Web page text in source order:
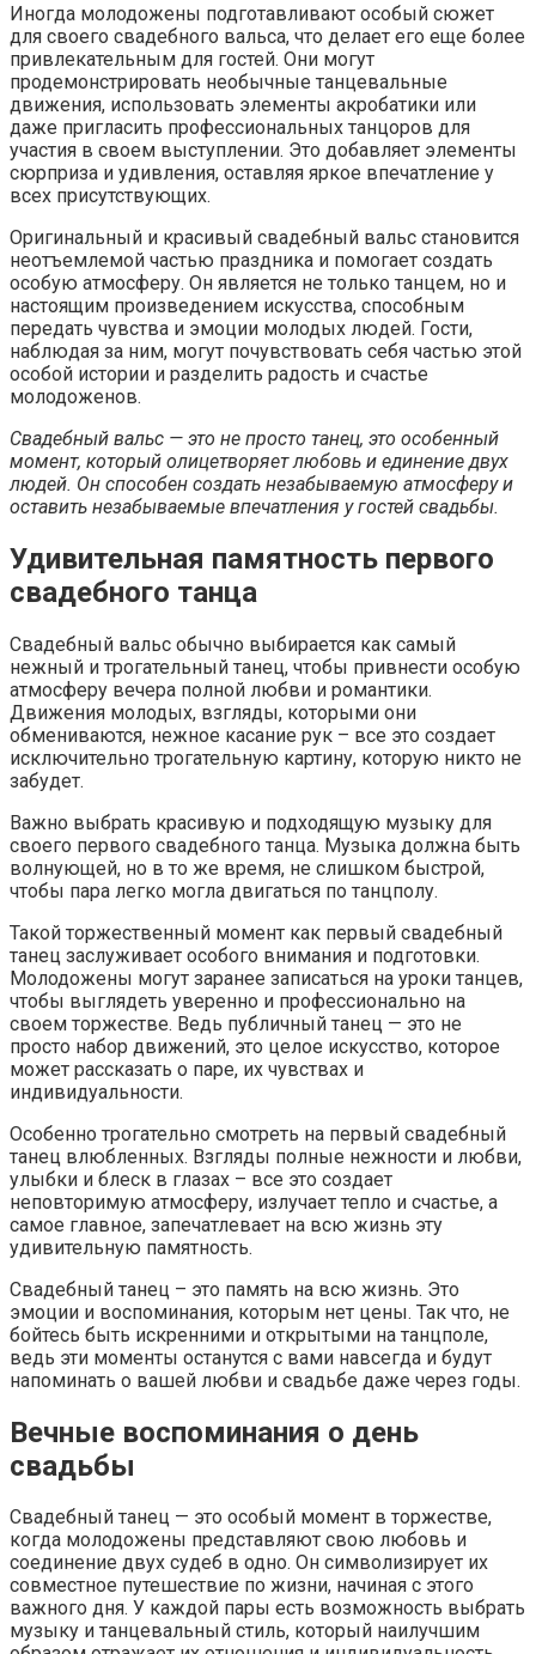
Иногда молодожены подготавливают особый сюжет
для своего свадебного вальса, что делает его еще более
привлекательным для гостей. Они могут
продемонстрировать необычные танцевальные
движения, использовать элементы акробатики или
даже пригласить профессиональных танцоров для
участия в своем выступлении. Это добавляет элементы
сюрприза и удивления, оставляя яркое впечатление у
всех присутствующих.
Оригинальный и красивый свадебный вальс становится
неотъемлемой частью праздника и помогает создать
особую атмосферу. Он является не только танцем, но и
настоящим произведением искусства, способным
передать чувства и эмоции молодых людей. Гости,
наблюдая за ним, могут почувствовать себя частью этой
особой истории и разделить радость и счастье
молодоженов.
Свадебный вальс — это не просто танец, это особенный
момент, который олицетворяет любовь и единение двух
людей. Он способен создать незабываемую атмосферу и
оставить незабываемые впечатления у гостей свадьбы.
Удивительная памятность первого
свадебного танца
Свадебный вальс обычно выбирается как самый
нежный и трогательный танец, чтобы привнести особую
атмосферу вечера полной любви и романтики.
Движения молодых, взгляды, которыми они
обмениваются, нежное касание рук – все это создает
исключительно трогательную картину, которую никто не
забудет.
Важно выбрать красивую и подходящую музыку для
своего первого свадебного танца. Музыка должна быть
волнующей, но в то же время, не слишком быстрой,
чтобы пара легко могла двигаться по танцполу.
Такой торжественный момент как первый свадебный
танец заслуживает особого внимания и подготовки.
Молодожены могут заранее записаться на уроки танцев,
чтобы выглядеть уверенно и профессионально на
своем торжестве. Ведь публичный танец — это не
просто набор движений, это целое искусство, которое
может рассказать о паре, их чувствах и
индивидуальности.
Особенно трогательно смотреть на первый свадебный
танец влюбленных. Взгляды полные нежности и любви,
улыбки и блеск в глазах – все это создает
неповторимую атмосферу, излучает тепло и счастье, а
самое главное, запечатлевает на всю жизнь эту
удивительную памятность.
Свадебный танец – это память на всю жизнь. Это
эмоции и воспоминания, которым нет цены. Так что, не
бойтесь быть искренними и открытыми на танцполе,
ведь эти моменты останутся с вами навсегда и будут
напоминать о вашей любви и свадьбе даже через годы.
Вечные воспоминания о день
свадьбы
Свадебный танец — это особый момент в торжестве,
когда молодожены представляют свою любовь и
соединение двух судеб в одно. Он символизирует их
совместное путешествие по жизни, начиная с этого
важного дня. У каждой пары есть возможность выбрать
музыку и танцевальный стиль, который наилучшим